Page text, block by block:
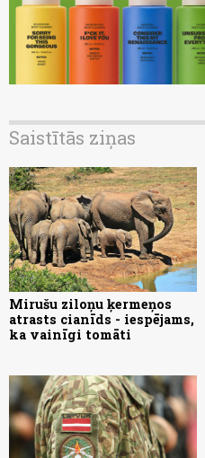
Saistītās ziņas
Mirušu ziloņu ķermeņos
atrasts cianīds - iespējams,
ka vainīgi tomāti